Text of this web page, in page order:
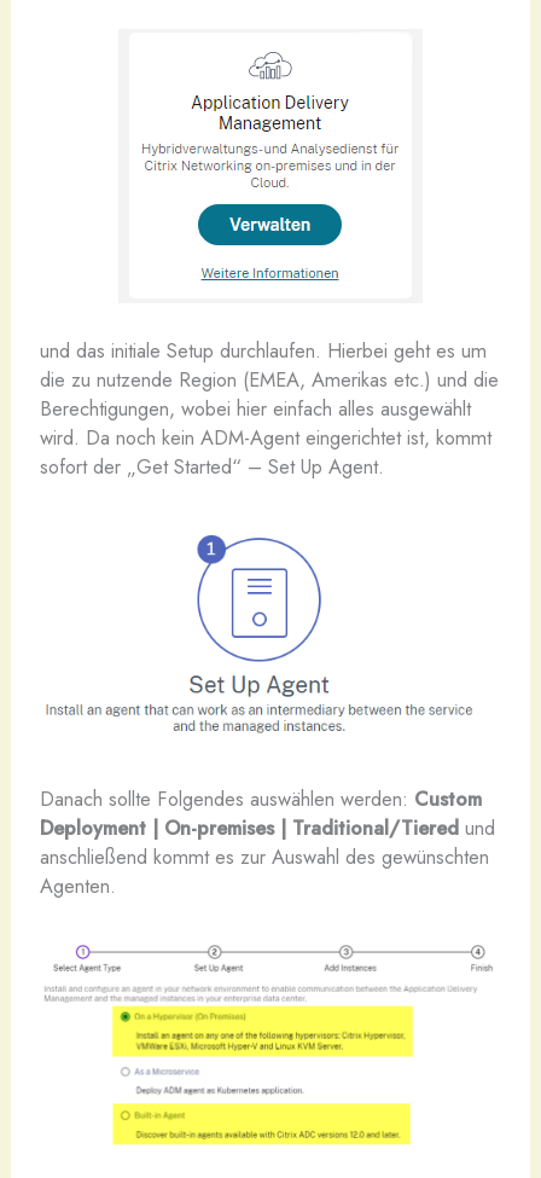
und das initiale Setup durchlaufen. Hierbei geht es um
die zu nutzende Region (EMEA, Amerikas etc.) und die
Berechtigungen, wobei hier einfach alles ausgewählt
wird. Da noch kein ADM-Agent eingerichtet ist, kommt
sofort der „Get Started“ – Set Up Agent.
Danach sollte Folgendes auswählen werden: Custom
Deployment | On-premises | Traditional/Tieredund
anschließend kommt es zur Auswahl des gewünschten
Agenten.